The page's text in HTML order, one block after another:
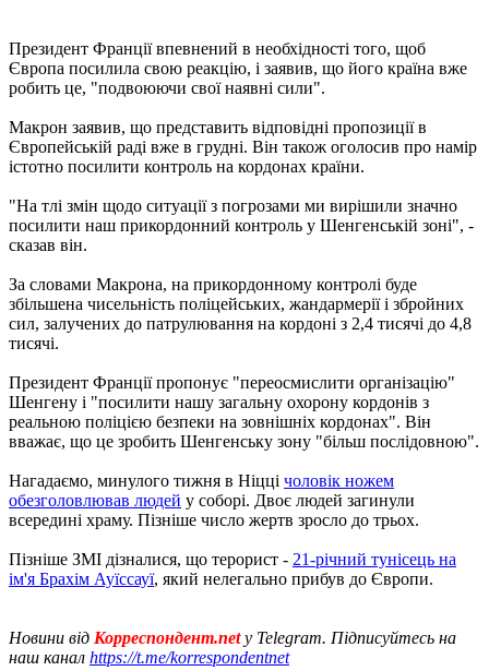
Президент Франції впевнений в необхідності того, щоб
Європа посилила свою реакцію, і заявив, що його країна вже
робить це, "подвоюючи свої наявні сили".
Макрон заявив, що представить відповідні пропозиції в
Європейській раді вже в грудні. Він також оголосив про намір
істотно посилити контроль на кордонах країни.
"На тлі змін щодо ситуації з погрозами ми вирішили значно
посилити наш прикордонний контроль у Шенгенській зоні", -
сказав він.
За словами Макрона, на прикордонному контролі буде
збільшена чисельність поліцейських, жандармерії і збройних
сил, залучених до патрулювання на кордоні з 2,4 тисячі до 4,8
тисячі.
Президент Франції пропонує "переосмислити організацію"
Шенгену і "посилити нашу загальну охорону кордонів з
реальною поліцією безпеки на зовнішніх кордонах". Він
вважає, що це зробить Шенгенську зону "більш послідовною".
Нагадаємо, минулого тижня в Ніцці чоловік ножем
обезголовлював людей у соборі. Двоє людей загинули
всередині храму. Пізніше число жертв зросло до трьох.
Пізніше ЗМІ дізналися, що терорист - 21-річний тунісець на
ім'я Брахім Ауїссауї, який нелегально прибув до Європи.
Новини від Корреспондент.netу Telegram. Підписуйтесь на
наш канал https://t.me/korrespondentnet